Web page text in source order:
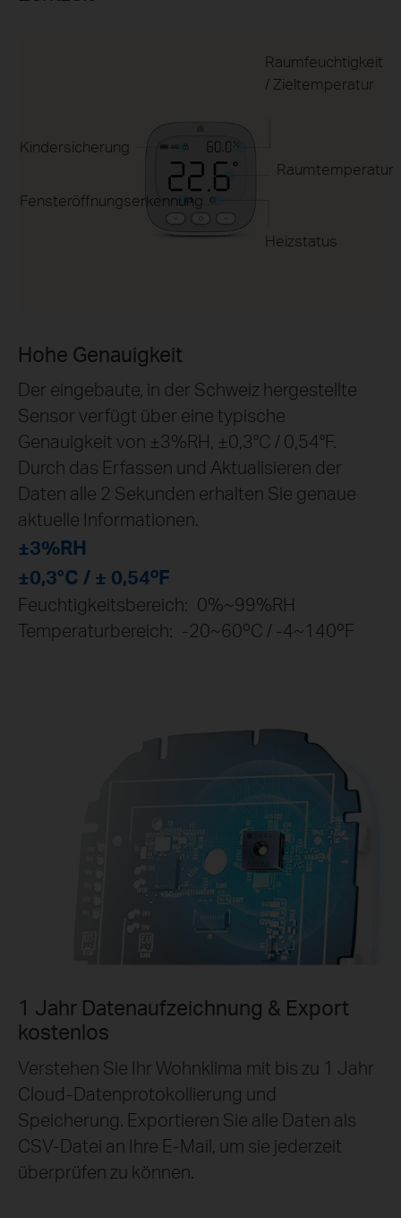
Kindersicherung
Fensteröffnungserkennung
Raumfeuchtigkeit
/ Zieltemperatur
Raumtemperatur
Heizstatus
Hohe Genauigkeit
Der eingebaute, in der Schweiz hergestellte
Sensor verfügt über eine typische
Genauigkeit von ±3%RH, ±0,3°C / 0,54°F.
Durch das Erfassen und Aktualisieren der
Daten alle 2 Sekunden erhalten Sie genaue
aktuelle Informationen.
±3%RH
±0,3°C / ± 0,54ºF
Feuchtigkeitsbereich: 0%~99%RH
Temperaturbereich: -20~60ºC / -4~140ºF
1 Jahr Datenaufzeichnung & Export
kostenlos
Verstehen Sie Ihr Wohnklima mit bis zu 1 Jahr
Cloud-Datenprotokollierung und
Speicherung. Exportieren Sie alle Daten als
CSV-Datei an Ihre E-Mail, um sie jederzeit
überprüfen zu können.